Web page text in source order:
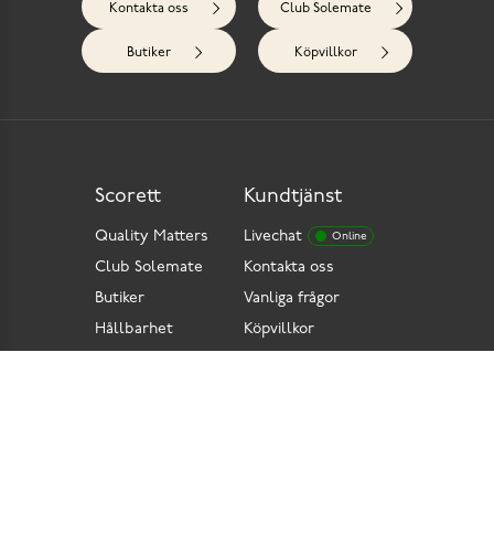
Kontakta oss Club Solemate
Butiker Köpvillkor
Kundtjänst
Livechat Online
Kontakta oss
Vanliga frågor
Köpvillkor
Scorett
Quality Matters
Club Solemate
Butiker
Hållbarhet